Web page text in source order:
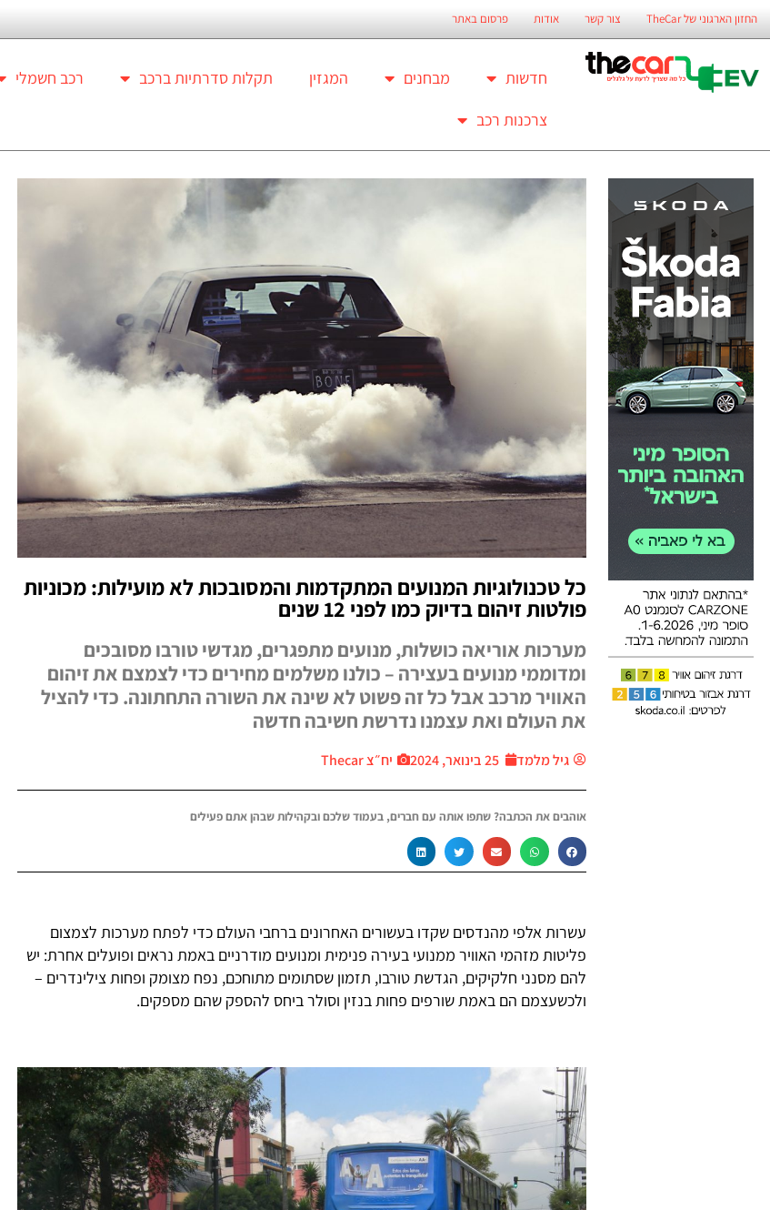
החזון הארגוני של TheCar צור קשר אודות פרסום באתר
חדשות מבחנים המגזין תקלות סדרתיות ברכב רכב חשמלי
צרכנות רכב
כל טכנולוגיות המנועים המתקדמות והמסובכות לא מועילות: מכוניות
פולטות זיהום בדיוק כמו לפני 12 שנים
מערכות אוריאה כושלות, מנועים מתפגרים, מגדשי טורבו מסובכים
ומדוממי מנועים בעצירה – כולנו משלמים מחירים כדי לצמצם את זיהום
האוויר מרכב אבל כל זה פשוט לא שינה את השורה התחתונה. כדי להציל
את העולם ואת עצמנו נדרשת חשיבה חדשה
גיל מלמד 25 בינואר, 2024 יח״צ Thecar
אוהבים את הכתבה? שתפו אותה עם חברים, בעמוד שלכם ובקהילות שבהן אתם פעילים
עשרות אלפי מהנדסים שקדו בעשורים האחרונים ברחבי העולם כדי לפתח מערכות לצמצום
פליטות מזהמי האוויר ממנועי בעירה פנימית ומנועים מודרניים באמת נראים ופועלים אחרת: יש
להם מסנני חלקיקים, הגדשת טורבו, תזמון שסתומים מתוחכם, נפח מצומק ופחות צילינדרים –
ולכשעצמם הם באמת שורפים פחות בנזין וסולר ביחס להספק שהם מספקים.